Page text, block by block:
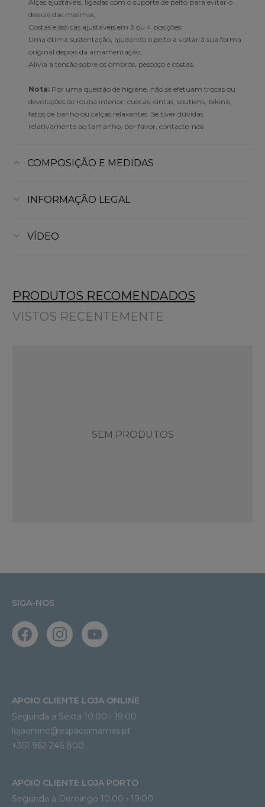
Alças ajustáveis, ligadas com o suporte de peito para evitar o
deslize das mesmas;
Costas elásticas ajustáveis em 3 ou 4 posições;
Uma ótima sustentação, ajudando o peito a voltar à sua forma
original depois da amamentação;
Alivia a tensão sobre os ombros, pescoço e costas.
Nota: Por uma questão de higiene, não se efetuam trocas ou
devoluções de roupa interior: cuecas, cintas, soutiens, bikinis,
fatos de banho ou calças relaxantes. Se tiver dúvidas
relativamente ao tamanho, por favor, contacte-nos
COMPOSIÇÃO E MEDIDAS
INFORMAÇÃO LEGAL
VÍDEO
PRODUTOS RECOMENDADOS
VISTOS RECENTEMENTE
SEM PRODUTOS
SIGA-NOS
APOIO CLIENTE LOJA ONLINE
Segunda a Sexta 10:00 › 19:00
lojaonline@espacomamas.pt
+351 962 246 800
APOIO CLIENTE LOJA PORTO
Segunda a Domingo 10:00 › 19:00